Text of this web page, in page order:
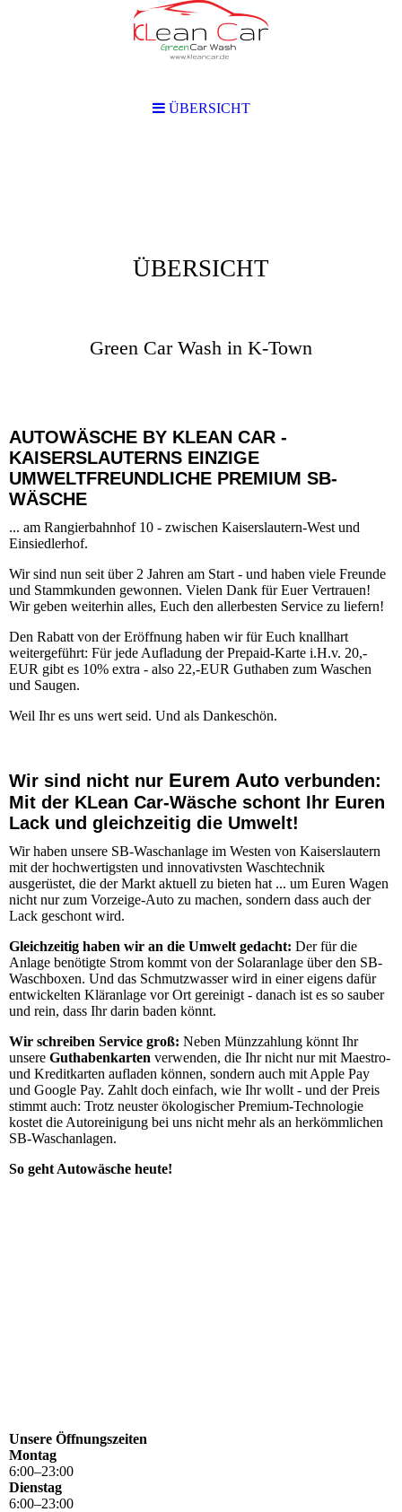
ÜBERSICHT
Green Car Wash in K-Town
AUTOWÄSCHE BY KLEAN CAR -
KAISERSLAUTERNS EINZIGE
UMWELTFREUNDLICHE PREMIUM SB-
WÄSCHE
... am Rangierbahnhof 10 - zwischen Kaiserslautern-West und
Einsiedlerhof.
Wir sind nun seit über 2 Jahren am Start - und haben viele Freunde
und Stammkunden gewonnen. Vielen Dank für Euer Vertrauen!
Wir geben weiterhin alles, Euch den allerbesten Service zu liefern!
Den Rabatt von der Eröffnung haben wir für Euch knallhart
weitergeführt: Für jede Aufladung der Prepaid-Karte i.H.v. 20,-
EUR gibt es 10% extra - also 22,-EUR Guthaben zum Waschen
und Saugen.
Weil Ihr es uns wert seid. Und als Dankeschön.
Wir sind nicht nur Eurem Auto verbunden:
Mit der KLean Car-Wäsche schont Ihr Euren
Lack und gleichzeitig die Umwelt!
Wir haben unsere SB-Waschanlage im Westen von Kaiserslautern
mit der hochwertigsten und innovativsten Waschtechnik
ausgerüstet, die der Markt aktuell zu bieten hat ... um Euren Wagen
nicht nur zum Vorzeige-Auto zu machen, sondern dass auch der
Lack geschont wird.
Gleichzeitig haben wir an die Umwelt gedacht: Der für die
Anlage benötigte Strom kommt von der Solaranlage über den SB-
Waschboxen. Und das Schmutzwasser wird in einer eigens dafür
entwickelten Kläranlage vor Ort gereinigt - danach ist es so sauber
und rein, dass Ihr darin baden könnt.
Wir schreiben Service groß: Neben Münzzahlung könnt Ihr
unsere Guthabenkarten verwenden, die Ihr nicht nur mit Maestro-
und Kreditkarten aufladen können, sondern auch mit Apple Pay
und Google Pay. Zahlt doch einfach, wie Ihr wollt - und der Preis
stimmt auch: Trotz neuster ökologischer Premium-Technologie
kostet die Autoreinigung bei uns nicht mehr als an herkömmlichen
SB-Waschanlagen.
So geht Autowäsche heute!
Unsere Öffnungszeiten
Montag
6:00–23:00
Dienstag
6:00–23:00
ÜBERSICHT